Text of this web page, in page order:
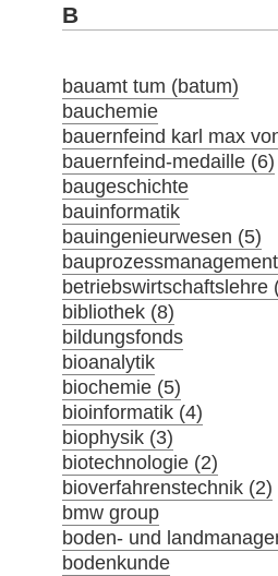
B
bauamt tum (batum)
bauchemie
bauernfeind karl max
bauernfeind-medaille (6)
baugeschichte
bauinformatik
bauingenieurwesen (5)
betriebswirtschaftslehre
bibliothek (8)
bildungsfonds
bioanalytik
biochemie (5)
bioinformatik (4)
biophysik (3)
biotechnologie (2)
bioverfahrenstechnik (2)
bmw group
boden- und
bodenkunde